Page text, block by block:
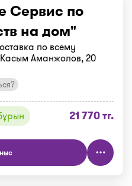
Сервис по
на дом"
по всему
Касым Аманжолов, 20
21 770 тг.